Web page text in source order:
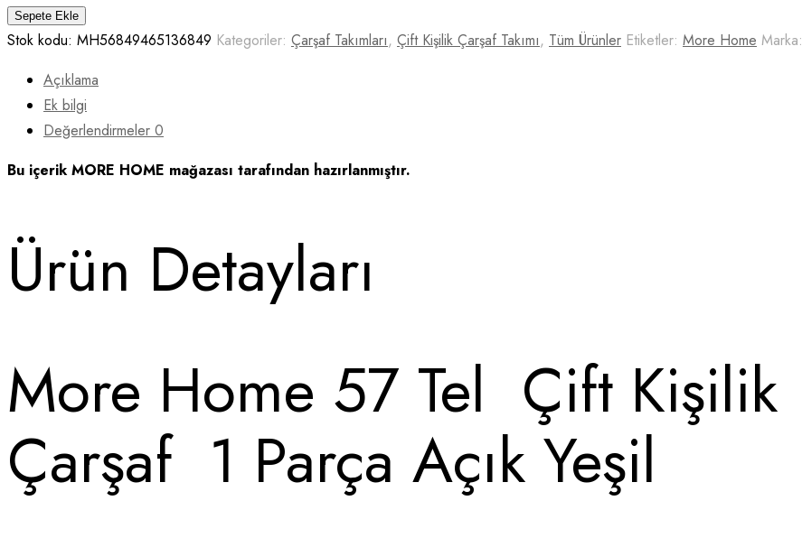
More
Home
KİŞİLİK
DÜZ
ÇARŞAF
AÇIK
adet
Sepete Ekle
Stok kodu: MH56849465136849 Kategoriler: Çarşaf Takımları, Çift Kişilik Çarşaf Takımı, Tüm Ürünler Etiketler: More Home Marka:
Açıklama
Ek bilgi
Değerlendirmeler 0
Bu içerik MORE HOME mağazası tarafından hazırlanmıştır.
Ürün Detayları
More Home 57 Tel Çift Kişilik
Çarşaf 1 Parça Açık Yeşil